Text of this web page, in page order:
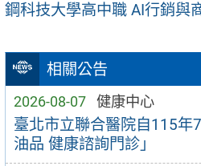
相關公告
2026-08-07 健康中心
臺北市立聯合醫院自115年
油品 健康諮詢門診」
鋼科技大學高中職 AI行銷與